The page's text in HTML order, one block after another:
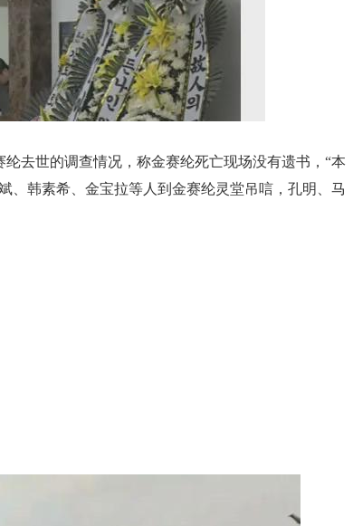
去世的调查情况，称金赛纶死亡现场没有遗书，“本
、韩素希、金宝拉等人到金赛纶灵堂吊唁，孔明、马